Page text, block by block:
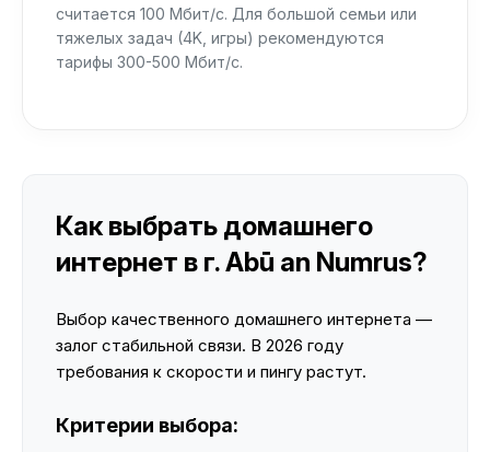
считается 100 Мбит/с. Для большой семьи или
тяжелых задач (4K, игры) рекомендуются
тарифы 300-500 Мбит/с.
Как выбрать домашнего
интернет в г. Abū an Numrus?
Выбор качественного домашнего интернета —
залог стабильной связи. В 2026 году
требования к скорости и пингу растут.
Критерии выбора: